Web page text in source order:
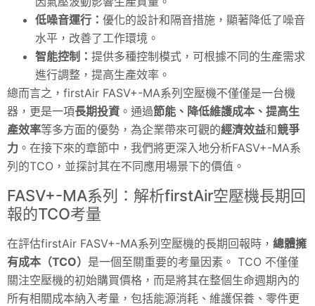
低噪音運行： 優化的設計和隔音措施，顯著降低了噪音
水平，改善了工作環境。
智能控制： 提供多種控制模式，可根據不同的生產需求
進行調整，提高生產效率。
總而言之，firstAir FASV+-MA系列空壓機不僅僅是一台機
器，更是一項長期投資 。通過節能、降低維護成本、提高生
產效率等多方面的優勢，為企業帶來可觀的經濟效益和競爭
力 。在接下來的章節中，我們將更深入地分析FASV+-MA系
列的TCO，並探討其在不同應用場景下的價值。
FASV+-MA系列：解析firstAir空壓機長期回
報的TCO考量
在評估firstAir FASV+-MA系列空壓機的長期回報時， 總體擁
有成本（TCO） 是一個至關重要的考量因素。 TCO 不僅僅
關注空壓機的初始購買價格，而是將其在整個生命週期內的
所有相關成本納入考量，包括能源消耗、維護保養、零件更